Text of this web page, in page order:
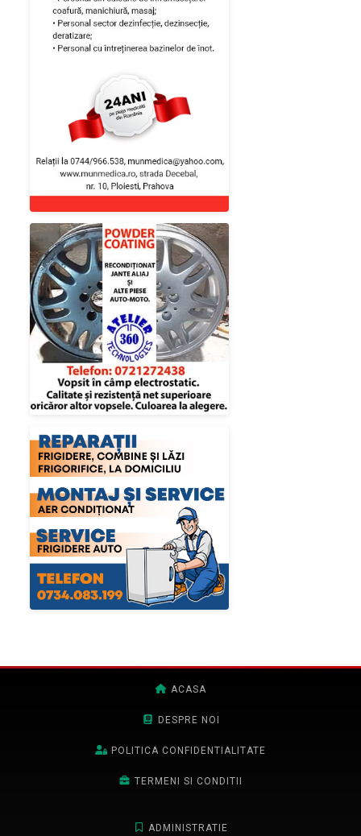
ACASA
DESPRE NOI
POLITICA CONFIDENTIALITATE
TERMENI SI CONDITII
ADMINISTRATIE